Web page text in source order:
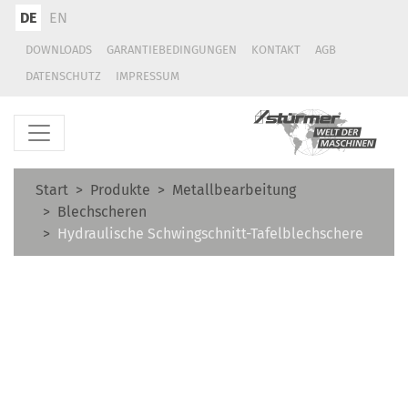
DE EN
DOWNLOADS GARANTIEBEDINGUNGEN KONTAKT
AGB
DATENSCHUTZ
IMPRESSUM
Start Produkte
Metallbearbeitung
Blechscheren
Hydraulische Schwingschnitt-Tafelblechschere